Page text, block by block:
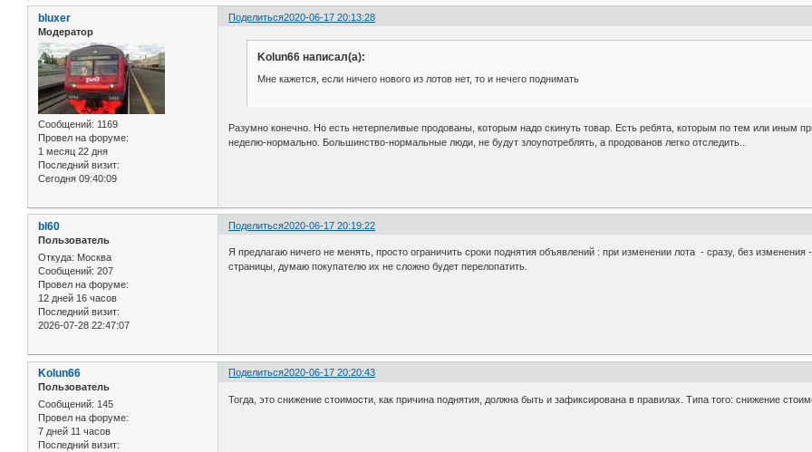
Поделиться2020-06-17 20:13:28
bluxer
Модератор
Сообщений: 1169
Провел на форуме:
1 месяц 22 дня
Последний визит:
Сегодня 09:40:09
Kolun66 написал(а):
Мне кажется, если ничего нового из лотов нет, то и нечего поднимать
Разумно конечно. Но есть нетерпеливые продованы, которым надо скинуть товар. Есть ребята, которым по тем или иным
неделю-нормально. Большинство-нормальные люди, не будут злоупотреблять, а продованов легко отследить..
Поделиться2020-06-17 20:19:22
bl60
Пользователь
Откуда: Москва
Сообщений: 207
Провел на форуме:
12 дней 16 часов
Последний визит:
2026-07-28 22:47:07
Я предлагаю ничего не менять, просто ограничить сроки поднятия объявлений : при изменении лота - сразу, без
страницы, думаю покупателю их не сложно будет перелопатить.
Поделиться2020-06-17 20:20:43
Kolun66
Пользователь
Сообщений: 145
Провел на форуме:
7 дней 11 часов
Последний визит:
Тогда, это снижение стоимости, как причина поднятия, должна быть и зафиксирована в правилах. Типа того: снижение